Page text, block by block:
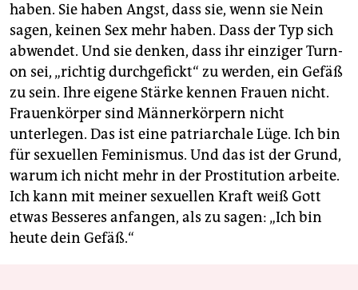
haben. Sie haben Angst, dass sie, wenn sie Nein
sagen, keinen Sex mehr haben. Dass der Typ sich
abwendet. Und sie denken, dass ihr einziger Turn-
on sei, „richtig durchgefickt“ zu werden, ein Gefäß
zu sein. Ihre eigene Stärke kennen Frauen nicht.
Frauenkörper sind Männerkörpern nicht
unterlegen. Das ist eine patriarchale Lüge. Ich bin
für sexuellen Feminismus. Und das ist der Grund,
warum ich nicht mehr in der Prostitution arbeite.
Ich kann mit meiner sexuellen Kraft weiß Gott
etwas Besseres anfangen, als zu sagen: „Ich bin
heute dein Gefäß.“